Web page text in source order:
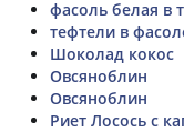
фасоль белая в
тефтели в
Шоколад кокос
Овсяноблин
Овсяноблин
Риет Лосось с